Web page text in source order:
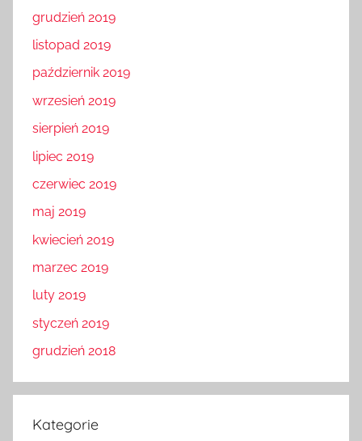
grudzień 2019
listopad 2019
październik 2019
wrzesień 2019
sierpień 2019
lipiec 2019
czerwiec 2019
maj 2019
kwiecień 2019
marzec 2019
luty 2019
styczeń 2019
grudzień 2018
Kategorie